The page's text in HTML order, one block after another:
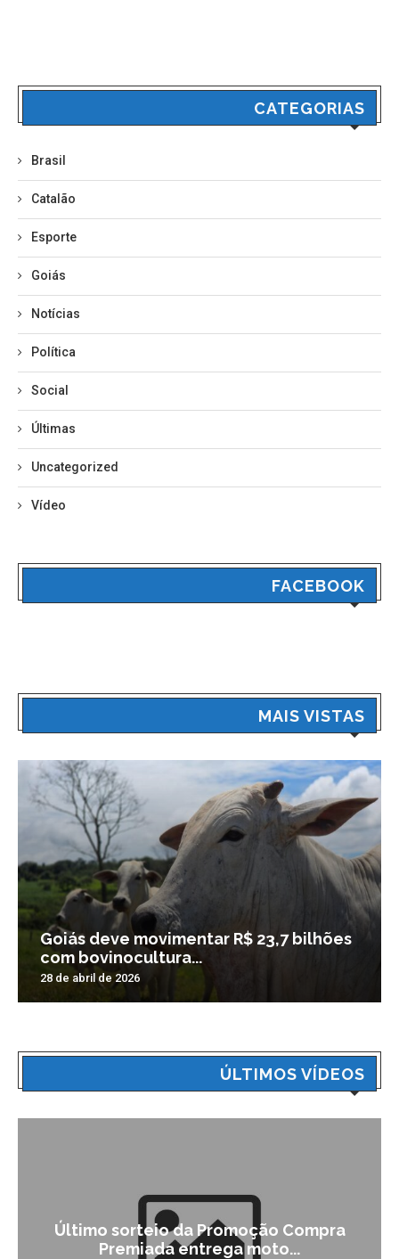
CATEGORIAS
Brasil
Catalão
Esporte
Goiás
Notícias
Política
Social
Últimas
Uncategorized
Vídeo
FACEBOOK
MAIS VISTAS
Goiás deve movimentar R$ 23,7 bilhões
com bovinocultura...
28 de abril de 2026
ÚLTIMOS VÍDEOS
Último sorteio da Promoção Compra
Premiada entrega moto...